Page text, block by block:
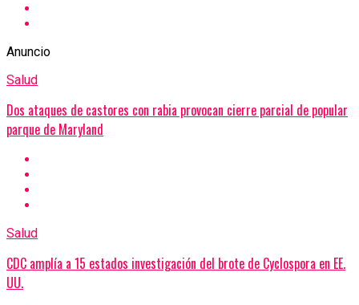
Anuncio
Salud
Dos ataques de castores con rabia provocan cierre parcial de popular
parque de Maryland
Salud
CDC amplía a 15 estados investigación del brote de Cyclospora en EE.
UU.